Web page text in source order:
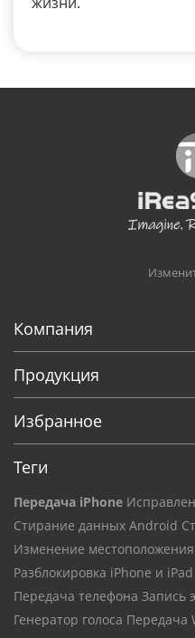
Компания
Продукция
Избранное
Теги
Передача iPhone
Стирание данных Android
Изменение местоположения
Разблокировка iPhone и iPad
Передача телефона Запись
Генератор голоса Передача